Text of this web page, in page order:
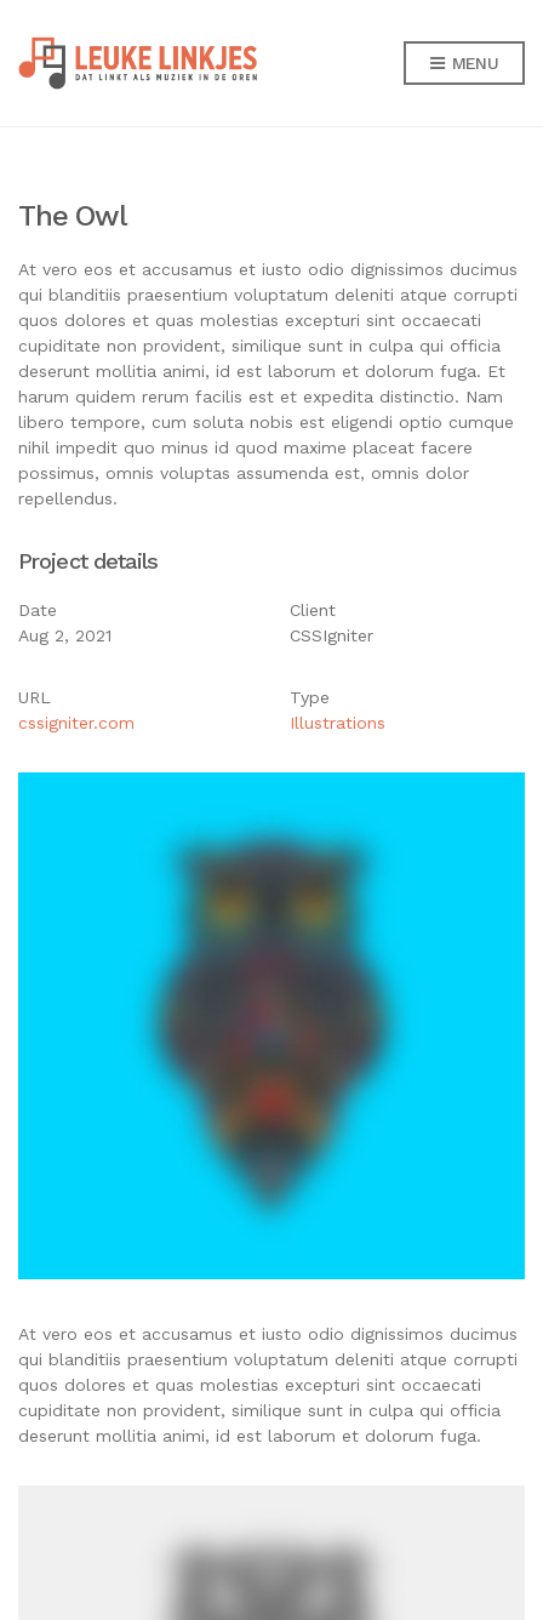
MENU
At vero eos et accusamus et iusto odio dignissimos ducimus
qui blanditiis praesentium voluptatum deleniti atque corrupti
quos dolores et quas molestias excepturi sint occaecati
cupiditate non provident, similique sunt in culpa qui officia
deserunt mollitia animi, id est laborum et dolorum fuga.
The Owl
At vero eos et accusamus et iusto odio dignissimos ducimus
qui blanditiis praesentium voluptatum deleniti atque corrupti
quos dolores et quas molestias excepturi sint occaecati
cupiditate non provident, similique sunt in culpa qui officia
deserunt mollitia animi, id est laborum et dolorum fuga. Et
harum quidem rerum facilis est et expedita distinctio. Nam
libero tempore, cum soluta nobis est eligendi optio cumque
nihil impedit quo minus id quod maxime placeat facere
possimus, omnis voluptas assumenda est, omnis dolor
repellendus.
Project details
Client
CSSIgniter
Type
Illustrations
Date
Aug 2, 2021
URL
cssigniter.com